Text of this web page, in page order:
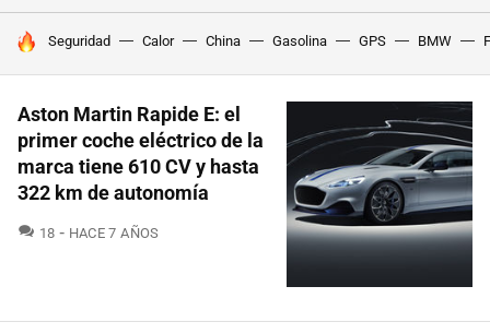
HOY SE HABLA DE
Seguridad Calor China Gasolina GPS BMW
Aston Martin Rapide E: el
primer coche eléctrico de la
marca tiene 610 CV y hasta
322 km de autonomía
18 COMENTARIOS
HACE 7 AÑOS